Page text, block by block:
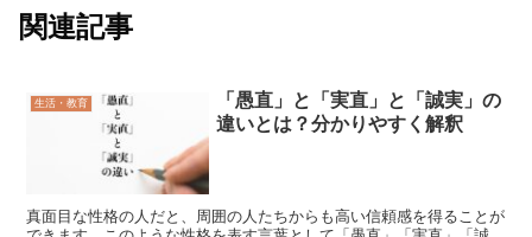
関連記事
生活・教育
「愚直」と「実直」と「誠実」の
違いとは？分かりやすく解釈
真面目な性格の人だと、周囲の人たちからも高い信頼感を得ることが